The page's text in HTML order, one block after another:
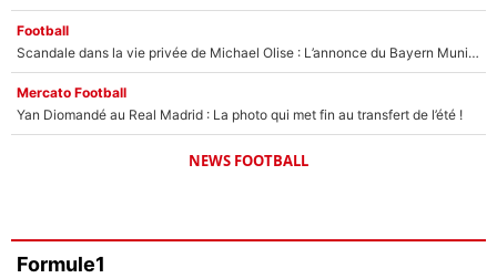
Football
Scandale dans la vie privée de Michael Olise : L’annonce du Bayern Munich sur son enfant caché
Mercato Football
Yan Diomandé au Real Madrid : La photo qui met fin au transfert de l’été !
NEWS FOOTBALL
Formule1